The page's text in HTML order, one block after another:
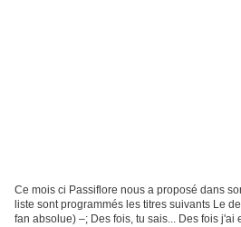
Ce mois ci Passiflore nous a proposé dans
liste sont programmés les titres suivants Le
fan absolue) –; Des fois, tu sais... Des fois j'ai